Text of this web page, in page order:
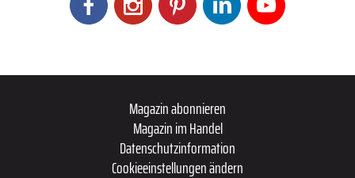
Magazin abonnieren
Magazin im Handel
Datenschutzinformation
Cookieeinstellungen ändern